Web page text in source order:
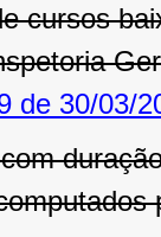
cursos
de 30/03/